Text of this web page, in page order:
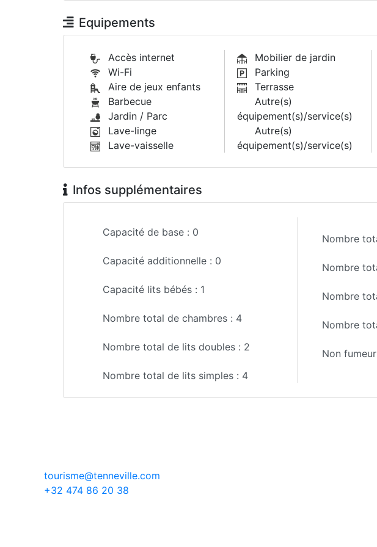
Equipements
Accès internet
Wi-Fi
Aire de jeux enfants
Barbecue
Jardin / Parc
Lave-linge
Lave-vaisselle
Mobilier de jardin
Parking
Terrasse
Autre(s)
équipement(s)/service(s)
Autre(s)
équipement(s)/service(s)
Infos supplémentaires
Capacité de base : 0
Capacité additionnelle : 0
Capacité lits bébés : 1
Nombre total de chambres : 4
Nombre total de lits doubles : 2
Nombre total de lits simples : 4
Non fumeur
tourisme@tenneville.com
+32 474 86 20 38